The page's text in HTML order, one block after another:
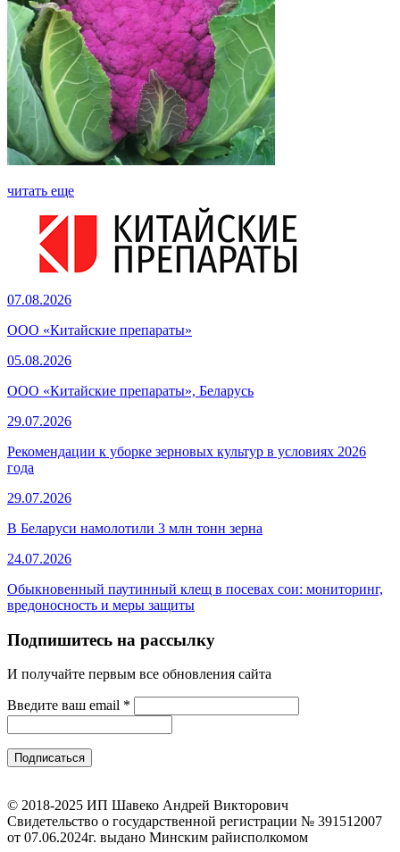
читать еще
07.08.2026
ООО «Китайские препараты»
05.08.2026
ООО «Китайские препараты», Беларусь
29.07.2026
Рекомендации к уборке зерновых культур в условиях 2026
года
29.07.2026
В Беларуси намолотили 3 млн тонн зерна
24.07.2026
Обыкновенный паутинный клещ в посевах сои: мониторинг,
вредоносность и меры защиты
Подпишитесь на рассылку
И получайте первым все обновления сайта
Введите ваш email *
© 2018-2025 ИП Шавеко Андрей Викторович
Свидетельство о государственной регистрации № 391512007
от 07.06.2024г. выдано Минским райисполкомом